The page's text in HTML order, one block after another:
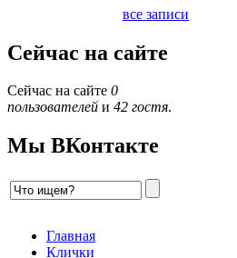
все записи
Сейчас на сайте
Сейчас на сайте 0
пользователей и 42 гостя.
Мы ВКонтакте
Главная
Клички